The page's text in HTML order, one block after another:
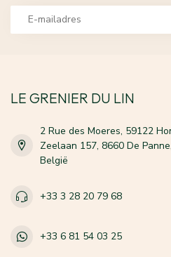
LE GRENIER DU LIN
2 Rue des Moeres, 59122
Zeelaan 157, 8660 De
België
+33 3 28 20 79 68
+33 6 81 54 03 25